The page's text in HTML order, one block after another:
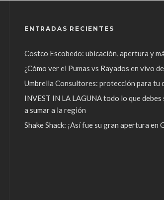
ENTRADAS RECIENTES
Costco Escobedo: ubicación, apertura y
¿Cómo ver el Pumas vs Rayados en vivo
Umbrella Consultores: protección para tu
INVEST IN LA LAGUNA todo lo que
a sumar a la región
Shake Shack: ¡Así fue su gran apertura en